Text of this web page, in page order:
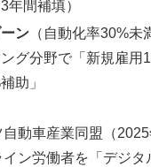
年間補填）
ン （自動化率30%未
グ分野で「新規雇用
助」
自動車産業同盟（
ン労働者を「デジタ